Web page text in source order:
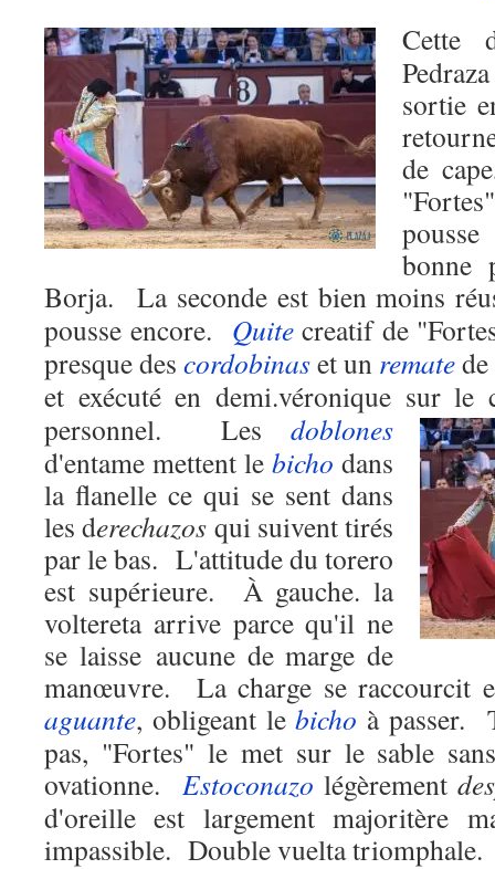
Cette
sortie
de
bonne
Borja.
La seconde est bien moins
pousse encore. Quitecreatif de
presque des cordobinaset un remate
et exécuté en demi.véronique sur le
personnel.
Lesdoblones
d'entame mettent le bicho dans
la flanelle ce qui se sent dans
les derechazos qui suivent tirés
par le bas. L'attitude du torero
est supérieure.
À gauche. la
voltereta arrive parce qu'il ne
se laisse aucune de marge de
manœuvre.
La charge se raccourcit
aguante, obligeant lebicho à passer.
pas, "Fortes" le met sur le sable
ovationne.
Estoconazo légèrement
d'oreille est largement majoritère
impassible. Double vuelta triomphale.